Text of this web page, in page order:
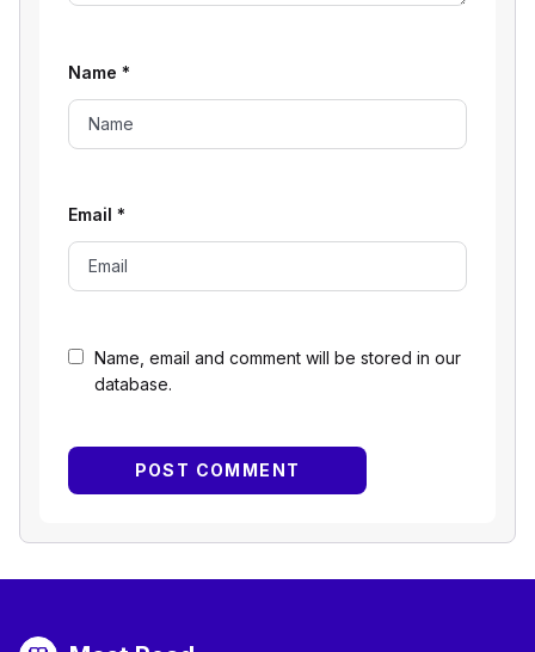
Name, email and comment will be stored in our
database.
Name *
Email *